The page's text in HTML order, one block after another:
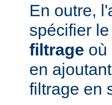
En outre,
spécifier le
filtrage où
en
filtrage en